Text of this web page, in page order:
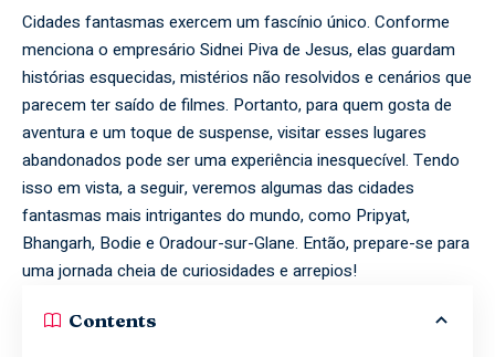
Cidades fantasmas exercem um fascínio único. Conforme
menciona o empresário Sidnei Piva de Jesus, elas guardam
histórias esquecidas, mistérios não resolvidos e cenários que
parecem ter saído de filmes. Portanto, para quem gosta de
aventura e um toque de suspense, visitar esses lugares
abandonados pode ser uma experiência inesquecível. Tendo
isso em vista, a seguir, veremos algumas das cidades
fantasmas mais intrigantes do mundo, como Pripyat,
Bhangarh, Bodie e Oradour-sur-Glane. Então, prepare-se para
uma jornada cheia de curiosidades e arrepios!
Contents